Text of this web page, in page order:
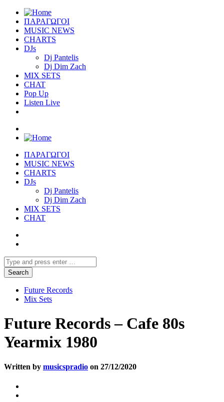
ΠΑΡΑΓΩΓΟΙ
MUSIC NEWS
CHARTS
DJs
Dj Pantelis
Dj Dim Zach
MIX SETS
CHAT
Pop Up
Listen Live
ΠΑΡΑΓΩΓΟΙ
MUSIC NEWS
CHARTS
DJs
Dj Pantelis
Dj Dim Zach
MIX SETS
CHAT
Future Records
Mix Sets
Future Records – Cafe 80s
Yearmix 1980
Written by musicspradio on 27/12/2020